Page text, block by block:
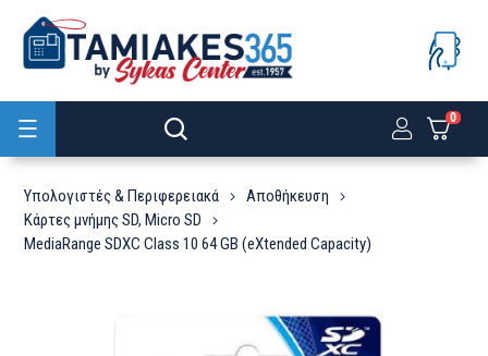
0
Υπολογιστές & Περιφερειακά
Αποθήκευση
Κάρτες μνήμης SD, Micro SD
MediaRange SDXC Class 10 64 GB (eXtended Capacity)